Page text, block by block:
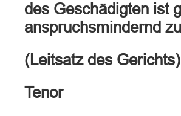
des Geschädigten ist
anspruchsmindernd
(Leitsatz des Gerichts)
Tenor